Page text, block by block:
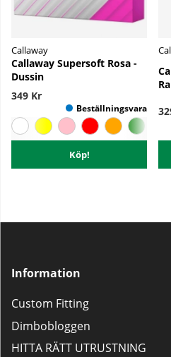
Callaway
Callaway Supersoft Rosa -
Dussin
349 Kr
Köp!
Information
Custom Fitting
Dimbobloggen
HITTA RÄTT UTRUSTNING